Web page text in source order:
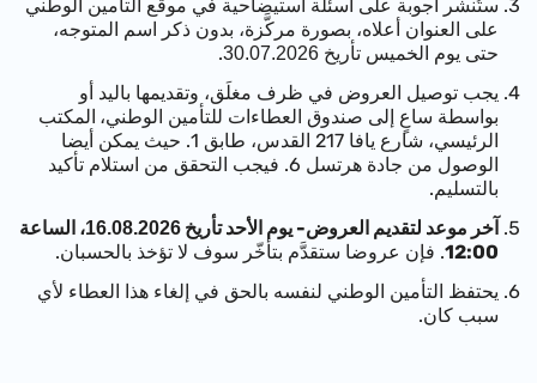
ستُنشر أجوبة على أسئلة استيضاحية في موقع التأمين الوطني
على العنوان أعلاه، بصورة مركَّزة، بدون ذكر اسم المتوجه،
حتى يوم الخميس تأريخ30.07.2026
.
يجب توصيل العروض في ظرف مغلَق، وتقديمها باليد أو
بواسطة ساعٍ إلى صندوق العطاءات للتأمين الوطني، المكتب
الرئيسي، شارع يافا 217 القدس، طابق 1. حيث يمكن أيضا
الوصول من جادة هرتسل 6. فيجب التحقق من استلام تأكيد
بالتسليم.
آخر موعد لتقديم العروض- يوم الأحد تأريخ16.08.2026، الساعة
12:00. فإن عروضا ستقدَّم بتأخّر سوف لا تؤخذ بالحسبان.
يحتفظ التأمين الوطني لنفسه بالحق في إلغاء هذا العطاء لأي
سبب كان.